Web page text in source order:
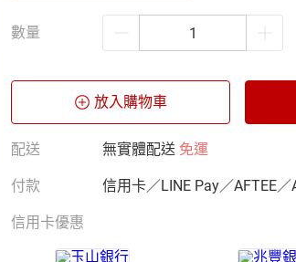
數量
放入購物車
配送 無實體配送 免運
付款 信用卡／LINE Pay／AFTEE／
信用卡優惠